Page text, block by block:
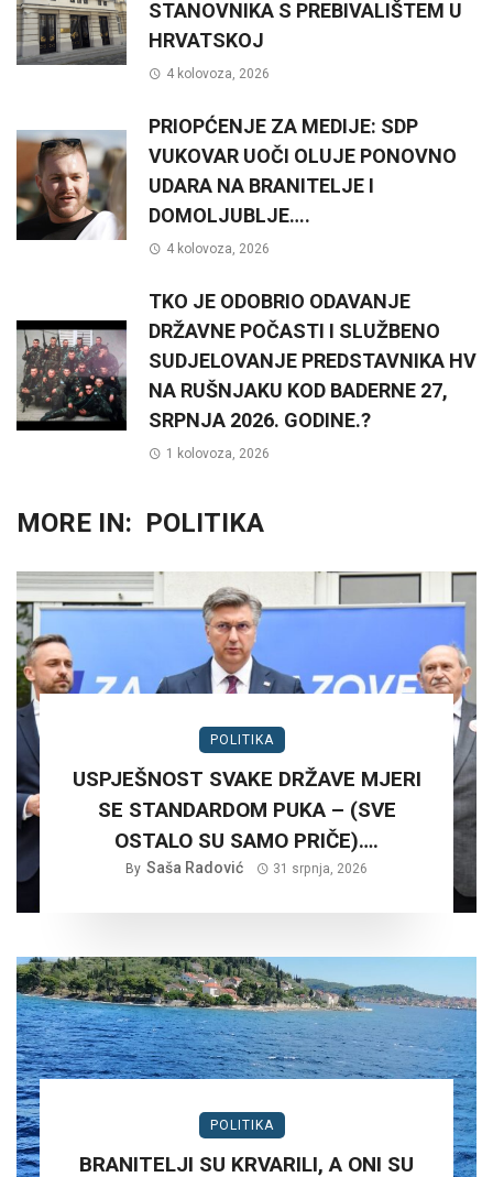
STANOVNIKA S PREBIVALIŠTEM U
HRVATSKOJ
4 kolovoza, 2026
PRIOPĆENJE ZA MEDIJE: SDP
VUKOVAR UOČI OLUJE PONOVNO
UDARA NA BRANITELJE I
DOMOLJUBLJE….
4 kolovoza, 2026
TKO JE ODOBRIO ODAVANJE
DRŽAVNE POČASTI I SLUŽBENO
SUDJELOVANJE PREDSTAVNIKA HV
NA RUŠNJAKU KOD BADERNE 27,
SRPNJA 2026. GODINE.?
1 kolovoza, 2026
MORE IN: POLITIKA
POLITIKA
USPJEŠNOST SVAKE DRŽAVE MJERI
SE STANDARDOM PUKA – (SVE
OSTALO SU SAMO PRIČE)….
By Saša Radović 31 srpnja, 2026
POLITIKA
BRANITELJI SU KRVARILI, A ONI SU